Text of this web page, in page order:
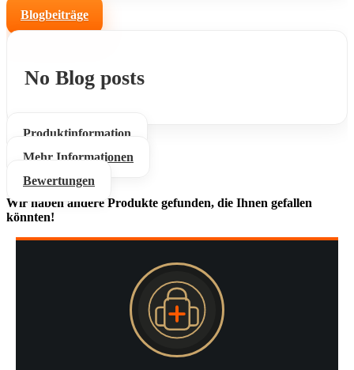
Blogbeiträge
No Blog posts
Produktinformation
Mehr Informationen
Bewertungen
Wir haben andere Produkte gefunden, die Ihnen gefallen
könnten!